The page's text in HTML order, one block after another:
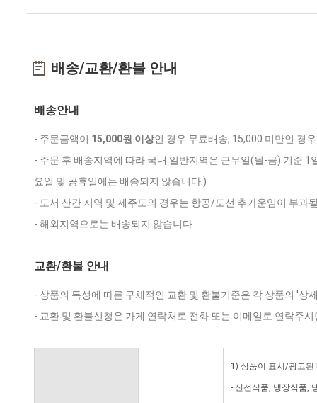
배송/교환/환불 안내
배송안내
- 주문금액이 15,000원 이상인 경우 무료배송, 15,000 미만인 경
- 주문 후 배송지역에 따라 국내 일반지역은 근무일(월-금) 기준
요일 및 공휴일에는 배송되지 않습니다.)
- 도서 산간 지역 및 제주도의 경우는 항공/도선 추가운임이 부과
- 해외지역으로는 배송되지 않습니다.
교환/환불 안내
- 상품의 특성에 따른 구체적인 교환 및 환불기준은 각 상품의 '상
- 교환 및 환불신청은 가게 연락처로 전화 또는 이메일로 연락주
1) 상품이 표시/광고된
- 신선식품, 냉장식품,